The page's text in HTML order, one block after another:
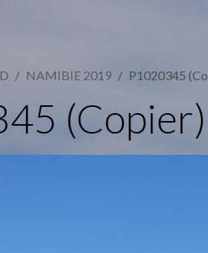
NAMIBIE 2019 P1020345
(Copier)